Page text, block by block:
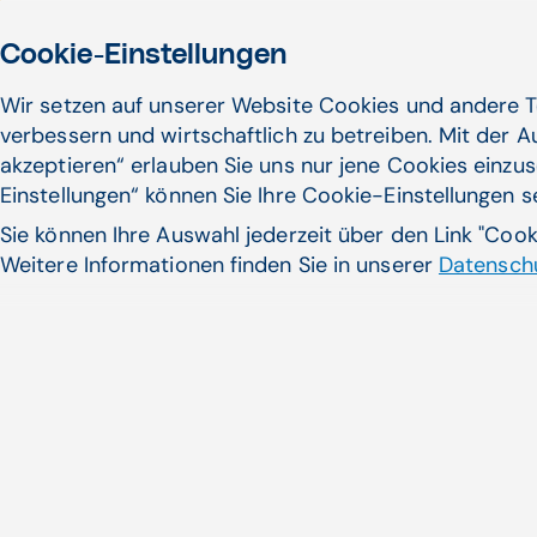
Cookie-Einstellungen
Wir setzen auf unserer Website Cookies und andere
verbessern und wirtschaftlich zu betreiben. Mit der
akzeptieren“ erlauben Sie uns nur jene Cookies
Einstellungen“ können Sie Ihre Cookie-Einstellungen
Sie können Ihre Auswahl jederzeit über den Link
Weitere Informationen finden Sie in unserer